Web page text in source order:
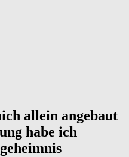
allein angebaut
habe ich